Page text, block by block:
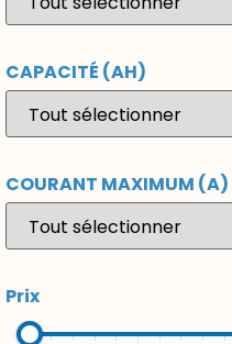
CAPACITÉ (AH)
COURANT MAXIMUM (A)
Prix